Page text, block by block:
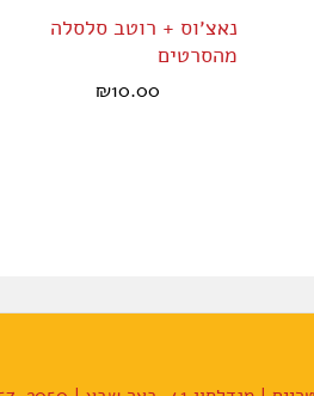
נאצ׳וס + רוטב סלסלה
מהסרטים
₪10.00